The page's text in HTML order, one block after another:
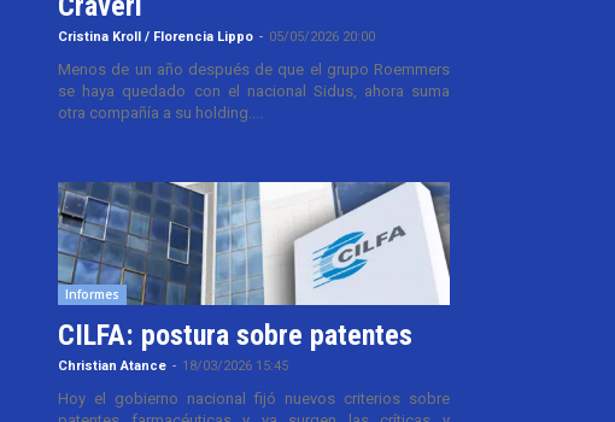
Cristina Kroll / Florencia Lippo - 05/05/2026 20:00
Menos de un año después de que el grupo Roemmers
se haya quedado con el nacional Sidus, ahora suma
otra compañía a su holding....
Informes
CILFA: postura sobre patentes
Christian Atance - 18/03/2026 15:45
Hoy el gobierno nacional fijó nuevos criterios sobre